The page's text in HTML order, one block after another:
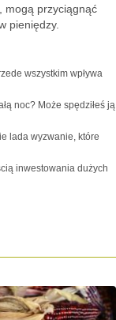
mogą przyciągnąć
pieniędzy.
wszystkim wpływa
noc? Może spędziłeś ją
lada wyzwanie, które
inwestowania dużych